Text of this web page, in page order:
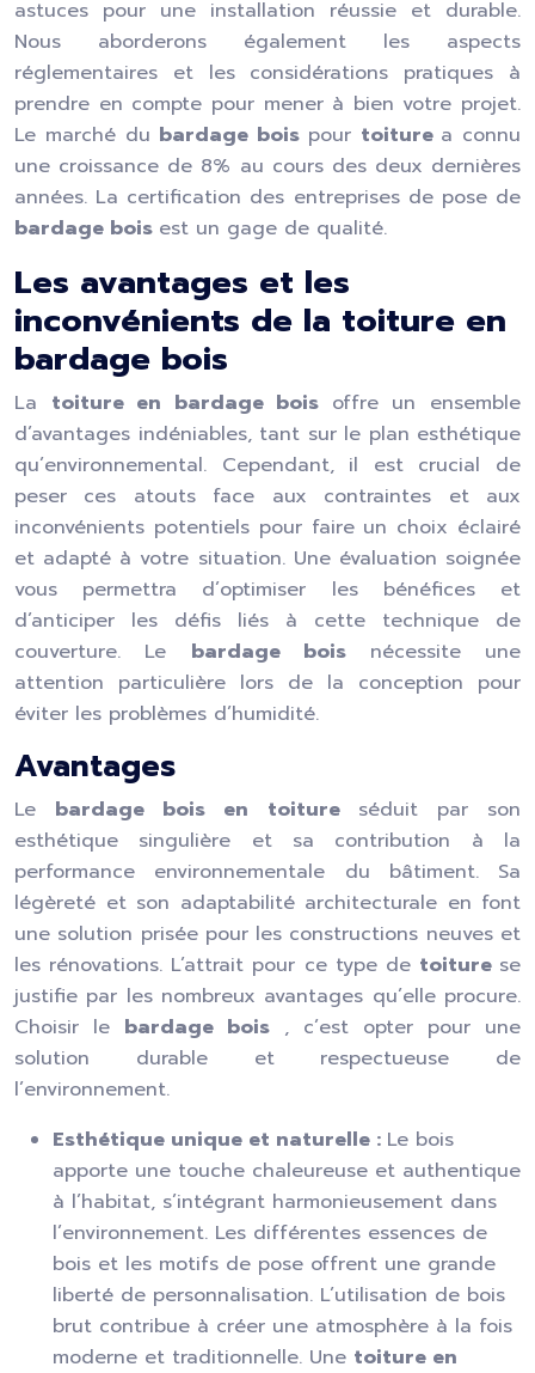
astuces pour une installation réussie et durable.
Nous aborderons également les aspects
réglementaires et les considérations pratiques à
prendre en compte pour mener à bien votre projet.
Le marché du bardage bois pour toiture a connu
une croissance de 8% au cours des deux dernières
années. La certification des entreprises de pose de
bardage bois est un gage de qualité.
Les avantages et les
inconvénients de la toiture en
bardage bois
La toiture en bardage bois offre un ensemble
d’avantages indéniables, tant sur le plan esthétique
qu’environnemental. Cependant, il est crucial de
peser ces atouts face aux contraintes et aux
inconvénients potentiels pour faire un choix éclairé
et adapté à votre situation. Une évaluation soignée
vous permettra d’optimiser les bénéfices et
d’anticiper les défis liés à cette technique de
couverture. Le bardage bois nécessite une
attention particulière lors de la conception pour
éviter les problèmes d’humidité.
Avantages
Le bardage bois en toiture séduit par son
esthétique singulière et sa contribution à la
performance environnementale du bâtiment. Sa
légèreté et son adaptabilité architecturale en font
une solution prisée pour les constructions neuves et
les rénovations. L’attrait pour ce type de toiture se
justifie par les nombreux avantages qu’elle procure.
Choisir le bardage bois , c’est opter pour une
solution durable et respectueuse de
l’environnement.
Esthétique unique et naturelle : Le bois
apporte une touche chaleureuse et authentique
à l’habitat, s’intégrant harmonieusement dans
l’environnement. Les différentes essences de
bois et les motifs de pose offrent une grande
liberté de personnalisation. L’utilisation de bois
brut contribue à créer une atmosphère à la fois
moderne et traditionnelle. Une toiture en